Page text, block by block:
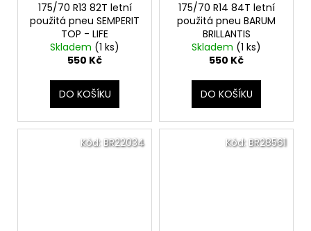
175/70 R13 82T letní
použitá pneu SEMPERIT
TOP - LIFE
Skladem (1 ks)
550 Kč
DO KOŠÍKU
175/70 R14 84T letní
použitá pneu BARUM
BRILLANTIS
Skladem (1 ks)
550 Kč
DO KOŠÍKU
Kód:BR22034 Kód:BR28561
e